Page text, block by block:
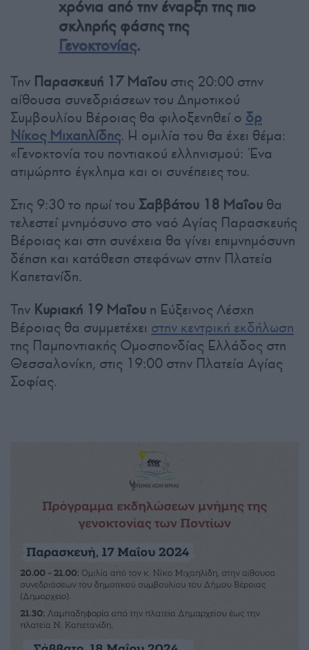
χρόνια από την έναρξη της πιο
σκληρής φάσης της
Γενοκτονίας.
Την Παρασκευή 17 Μαΐου στις 20:00 στην
αίθουσα συνεδριάσεων του Δημοτικού
Συμβουλίου Βέροιας θα φιλοξενηθεί ο δρ
Νίκος Μιχαηλίδης. Η ομιλία του θα έχει θέμα:
«Γενοκτονία του ποντιακού ελληνισμού: Ένα
ατιμώρητο έγκλημα και οι συνέπειες του.
Στις 9:30 το πρωί του Σαββάτου 18 Μαΐου θα
τελεστεί μνημόσυνο στο ναό Αγίας Παρασκευής
Βέροιας και στη συνέχεια θα γίνει επιμνημόσυνη
δέηση και κατάθεση στεφάνων στην Πλατεία
Καπετανίδη.
Την Κυριακή 19 Μαΐου η Εύξεινος Λέσχη
Βέροιας θα συμμετέχει στην κεντρική εκδήλωση
της Παμποντιακής Ομοσπονδίας Ελλάδος στη
Θεσσαλονίκη, στις 19:00 στην Πλατεία Αγίας
Σοφίας.